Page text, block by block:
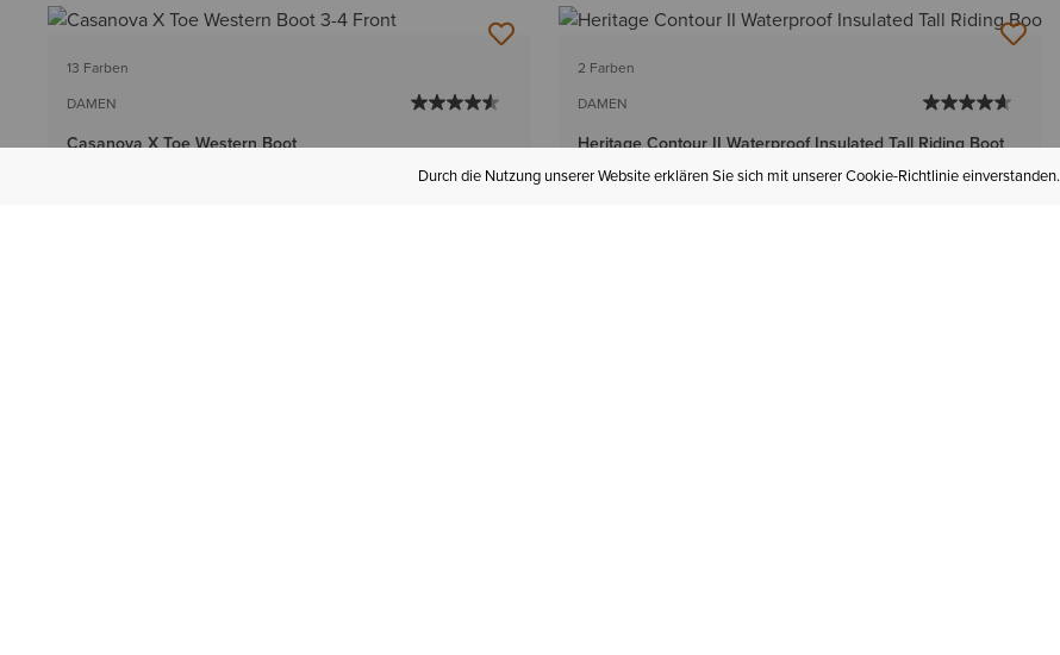
13 Farben
DAMEN
Casanova X Toe Western Boot
2 Farben
DAMEN
Heritage Contour II Waterproof Insulated Tall Riding Boot
340,00 €
Durch die Nutzung unserer Website erklären Sie sich mit unserer Cookie-Richtlinie einverstanden.